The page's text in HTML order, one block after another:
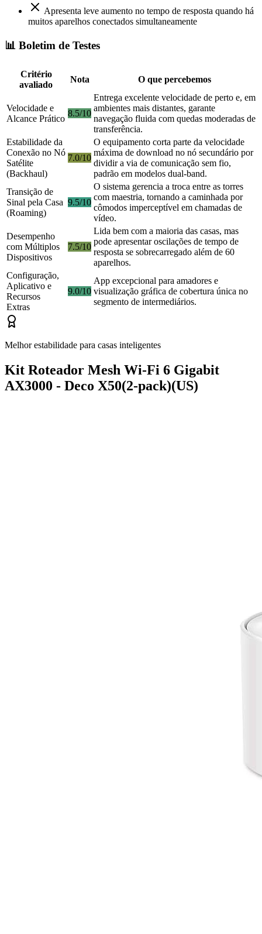
Apresenta leve aumento no tempo de resposta quando há
muitos aparelhos conectados simultaneamente
📊 Boletim de Testes
Critério
avaliado
Nota O que percebemos
Velocidade e
Alcance Prático
8.5/10
Entrega excelente velocidade de perto e, em
ambientes mais distantes, garante
navegação fluida com quedas moderadas de
transferência.
Estabilidade da
Conexão no Nó
Satélite
(Backhaul)
7.0/10
O equipamento corta parte da velocidade
máxima de download no nó secundário por
dividir a via de comunicação sem fio,
padrão em modelos dual-band.
Transição de
Sinal pela Casa
(Roaming)
9.5/10
O sistema gerencia a troca entre as torres
com maestria, tornando a caminhada por
cômodos imperceptível em chamadas de
vídeo.
Desempenho
com Múltiplos
Dispositivos
7.5/10
Lida bem com a maioria das casas, mas
pode apresentar oscilações de tempo de
resposta se sobrecarregado além de 60
aparelhos.
Configuração,
Aplicativo e
Recursos
Extras
9.0/10
App excepcional para amadores e
visualização gráfica de cobertura única no
segmento de intermediários.
Melhor estabilidade para casas inteligentes
Kit Roteador Mesh Wi-Fi 6 Gigabit
AX3000 - Deco X50(2-pack)(US)